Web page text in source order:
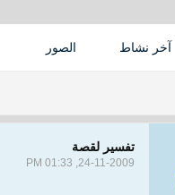
آخر نشاط الصور
تفسير لقصة
24-11-2009, 01:33 PM